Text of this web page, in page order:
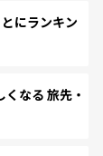
にランキン
なる 旅先・